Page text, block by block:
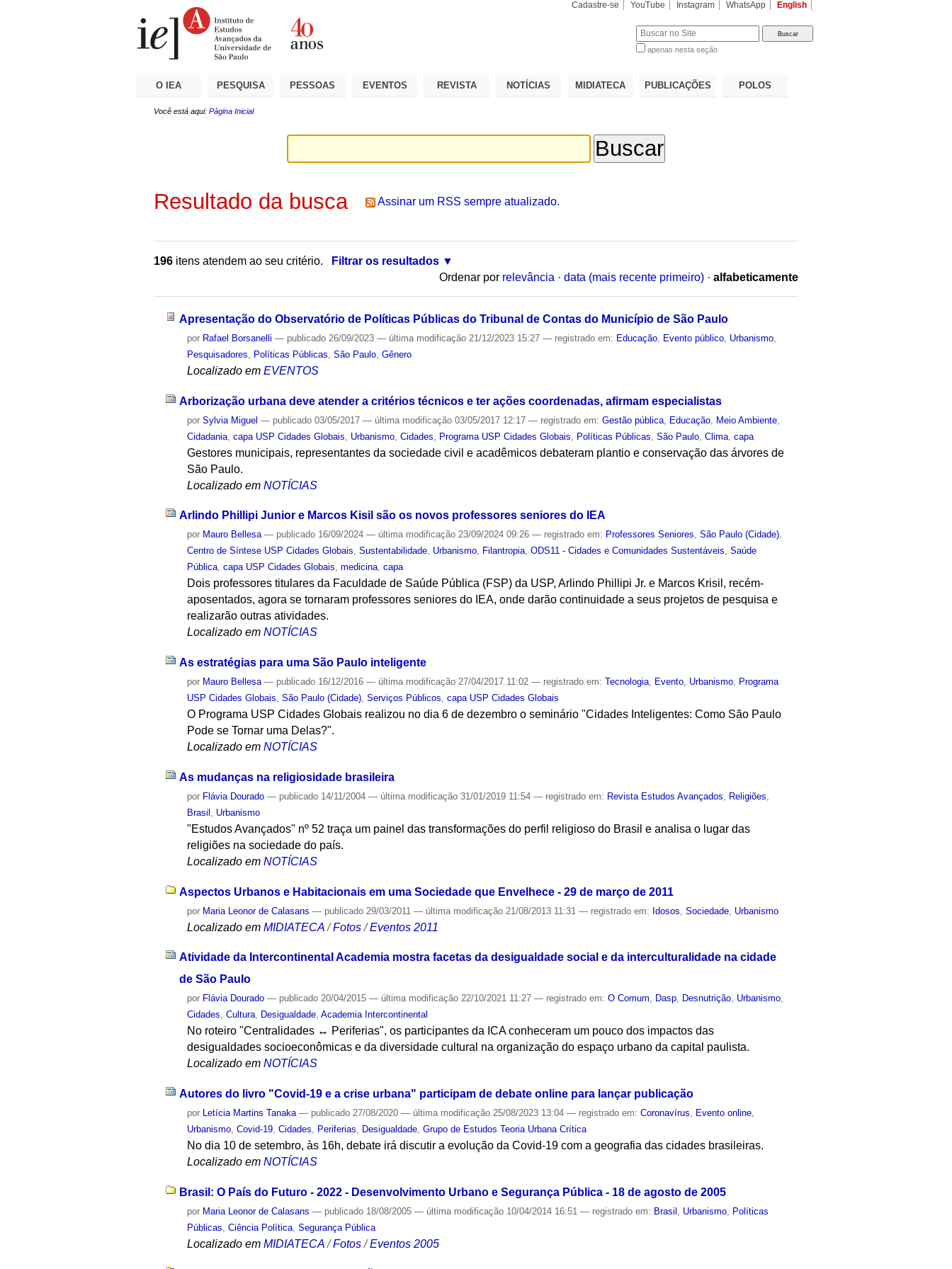
Cadastre-se YouTube Instagram WhatsApp English
apenas nesta seção
O IEA PESQUISA PESSOAS EVENTOS REVISTA NOTÍCIAS MIDIATECA PUBLICAÇÕES POLOS
Você está aqui: Página Inicial
Resultado da busca Assinar um RSS sempre atualizado.
196 itens atendem ao seu critério.
Filtrar os resultados
Ordenar por relevância · data (mais recente primeiro) · alfabeticamente
Apresentação do Observatório de Políticas Públicas do Tribunal de Contas do Município de São Paulo
por Rafael Borsanelli — publicado 26/09/2023— última modificação 21/12/2023 15:27— registrado em: Educação Evento público Urbanismo
Pesquisadores
Políticas Públicas ,São Paulo ,Gênero
Localizado em EVENTOS
Arborização urbana deve atender a critérios técnicos e ter ações coordenadas, afirmam especialistas
porSylvia Miguel — publicado 03/05/2017— última modificação 03/05/2017 12:17— registrado em:Gestão pública Educação Meio Ambiente
Cidadania ,capa USP Cidades Globais Urbanismo ,Cidades Programa USP Cidades Globais Políticas Públicas ,São Paulo ,Clima ,capa
Gestores municipais, representantes da sociedade civil e acadêmicos debateram plantio e conservação das árvores de
São Paulo.
Localizado em NOTÍCIAS
Arlindo Phillipi Junior e Marcos Kisil são os novos professores seniores do IEA
por Mauro Bellesa — publicado 16/09/2024— última modificação 23/09/2024 09:26— registrado em: Professores Seniores,São Paulo (Cidade),
Centro de Síntese USP Cidades Globais,Sustentabilidade, Urbanismo, Filantropia,ODS11 - Cidades e Comunidades Sustentáveis,Saúde
Pública,capa USP Cidades Globais,medicina,capa
Dois professores titulares da Faculdade de Saúde Pública (FSP) da USP, Arlindo Phillipi Jr. e Marcos Krisil, recém-
aposentados, agora se tornaram professores seniores do IEA, onde darão continuidade a seus projetos de pesquisa e
realizarão outras atividades.
Localizado em NOTÍCIAS
As estratégias para uma São Paulo inteligente
por Mauro Bellesa — publicado 16/12/2016— última modificação 27/04/2017 11:02— registrado em:Tecnologia, Evento, Urbanismo, Programa
USP Cidades Globais,São Paulo (Cidade),Serviços Públicos,capa USP Cidades Globais
O Programa USP Cidades Globais realizou no dia 6 de dezembro o seminário "Cidades Inteligentes: Como São Paulo
Pode se Tornar uma Delas?".
Localizado em NOTÍCIAS
As mudanças na religiosidade brasileira
por Flávia Dourado — publicado 14/11/2004— última modificação 31/01/2019 11:54— registrado em: Revista Estudos Avançados Religiões
Brasil
Urbanismo
"Estudos Avançados" nº 52 traça um painel das transformações do perfil religioso do Brasil e analisa o lugar das
religiões na sociedade do país.
Localizado em NOTÍCIAS
Aspectos Urbanos e Habitacionais em uma Sociedade que Envelhece - 29 de março de 2011
por Maria Leonor de Calasans — publicado 29/03/2011— última modificação 21/08/2013 11:31— registrado em: Idosos ,Sociedade Urbanismo
Localizado em MIDIATECA /Fotos /Eventos 2011
Atividade da Intercontinental Academia mostra facetas da desigualdade social e da interculturalidade na cidade
de São Paulo
por Flávia Dourado — publicado 20/04/2015— última modificação 22/10/2021 11:27— registrado em:O Comum, Dasp, Desnutrição, Urbanismo,
Cidades,Cultura, Desigualdade,Academia Intercontinental
No roteiro "Centralidades ↔ Periferias", os participantes da ICA conheceram um pouco dos impactos das
desigualdades socioeconômicas e da diversidade cultural na organização do espaço urbano da capital paulista.
Localizado em NOTÍCIAS
Autores do livro "Covid-19 e a crise urbana" participam de debate online para lançar publicação
por Letícia Martins Tanaka — publicado 27/08/2020— última modificação 25/08/2023 13:04— registrado em:Coronavírus Evento online
Urbanismo ,Covid-19 ,Cidades Periferias Desigualdade ,Grupo de Estudos Teoria Urbana Crítica
No dia 10 de setembro, às 16h, debate irá discutir a evolução da Covid-19 com a geografia das cidades brasileiras.
Localizado em NOTÍCIAS
Brasil: O País do Futuro - 2022 - Desenvolvimento Urbano e Segurança Pública - 18 de agosto de 2005
por Maria Leonor de Calasans — publicado 18/08/2005— última modificação 10/04/2014 16:51— registrado em: Brasil Urbanismo Políticas
Públicas ,Ciência Política ,Segurança Pública
Localizado em MIDIATECA /Fotos /Eventos 2005